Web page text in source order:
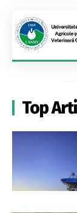
Top